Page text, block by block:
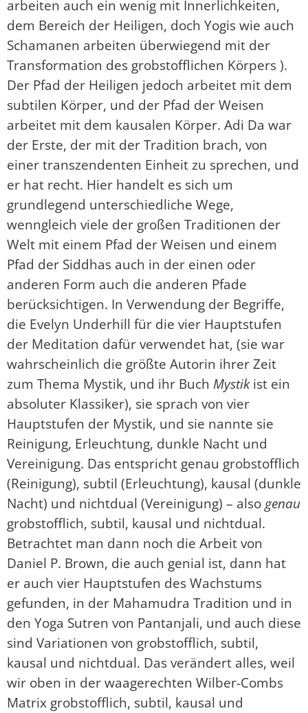
arbeiten auch ein wenig mit Innerlichkeiten,
dem Bereich der Heiligen, doch Yogis wie auch
Schamanen arbeiten überwiegend mit der
Transformation des grobstofflichen Körpers ).
Der Pfad der Heiligen jedoch arbeitet mit dem
subtilen Körper, und der Pfad der Weisen
arbeitet mit dem kausalen Körper. Adi Da war
der Erste, der mit der Tradition brach, von
einer transzendenten Einheit zu sprechen, und
er hat recht. Hier handelt es sich um
grundlegend unterschiedliche Wege,
wenngleich viele der großen Traditionen der
Welt mit einem Pfad der Weisen und einem
Pfad der Siddhas auch in der einen oder
anderen Form auch die anderen Pfade
berücksichtigen. In Verwendung der Begriffe,
die Evelyn Underhill für die vier Hauptstufen
der Meditation dafür verwendet hat, (sie war
wahrscheinlich die größte Autorin ihrer Zeit
zum Thema Mystik, und ihr Buch Mystikist ein
absoluter Klassiker), sie sprach von vier
Hauptstufen der Mystik, und sie nannte sie
Reinigung, Erleuchtung, dunkle Nacht und
Vereinigung. Das entspricht genau grobstofflich
(Reinigung), subtil (Erleuchtung), kausal (dunkle
Nacht) und nichtdual (Vereinigung) – also genau
grobstofflich, subtil, kausal und nichtdual.
Betrachtet man dann noch die Arbeit von
Daniel P. Brown, die auch genial ist, dann hat
er auch vier Hauptstufen des Wachstums
gefunden, in der Mahamudra Tradition und in
den Yoga Sutren von Pantanjali, und auch diese
sind Variationen von grobstofflich, subtil,
kausal und nichtdual. Das verändert alles, weil
wir oben in der waagerechten Wilber-Combs
Matrix grobstofflich, subtil, kausal und